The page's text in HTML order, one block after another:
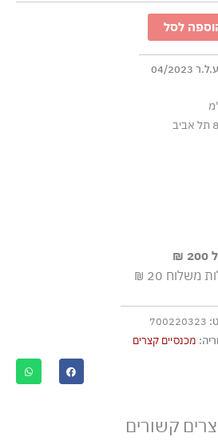
לסל
ע.ל.ר 04/2023
כיסי צד וכיסים אחוריים
ללא השריה
יבש
700220323
מכנסיים קצרים
קשורים